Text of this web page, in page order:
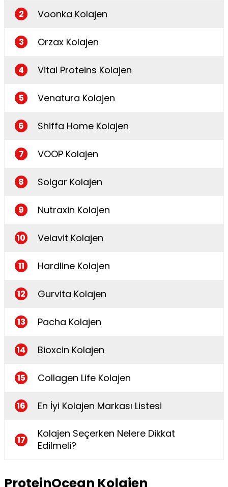
2 Voonka Kolajen
3 Orzax Kolajen
4 Vital Proteins Kolajen
5 Venatura Kolajen
6 Shiffa Home Kolajen
7 VOOP Kolajen
8 Solgar Kolajen
9 Nutraxin Kolajen
10 Velavit Kolajen
11 Hardline Kolajen
12 Gurvita Kolajen
13 Pacha Kolajen
14 Bioxcin Kolajen
15 Collagen Life Kolajen
16 En İyi Kolajen Markası Listesi
17
Kolajen Seçerken Nelere Dikkat
Edilmeli?
ProteinOcean Kolajen